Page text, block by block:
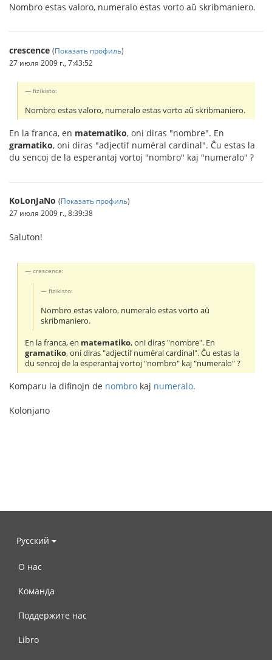
Nombro estas valoro, numeralo estas vorto aŭ skribmaniero.
crescence (Показать профиль)
27 июля 2009 г., 7:43:52
fizikisto:
Nombro estas valoro, numeralo estas vorto aŭ skribmaniero.
En la franca, en matematiko, oni diras "nombre". En
gramatiko, oni diras "adjectif numéral cardinal". Ĉu estas la
du sencoj de la esperantaj vortoj "nombro" kaj "numeralo" ?
KoLonJaNo (Показать профиль)
27 июля 2009 г., 8:39:38
Saluton!
crescence:
fizikisto:
Nombro estas valoro, numeralo estas vorto aŭ
skribmaniero.
En la franca, en matematiko, oni diras "nombre". En
gramatiko, oni diras "adjectif numéral cardinal". Ĉu estas la
du sencoj de la esperantaj vortoj "nombro" kaj "numeralo" ?
Komparu la difinojn de nombro kaj numeralo.
Kolonjano
Русский
О нас
Команда
Поддержите нас
Libro